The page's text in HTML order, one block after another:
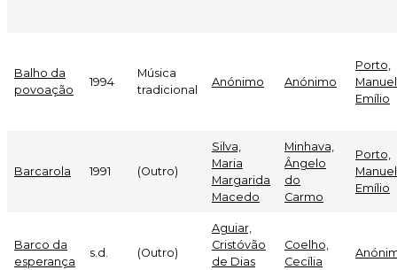
Balho da
povoação
1994
Música
tradicional
Anónimo Anónimo
Porto,
Manuel
Emílio
Barcarola 1991 (Outro)
Silva,
Maria
Margarida
Macedo
Minhava,
Ângelo
do
Carmo
Porto,
Manuel
Emílio
Barco da
esperança
s.d. (Outro)
Aguiar,
Cristóvão
de Dias
Coelho,
Cecília